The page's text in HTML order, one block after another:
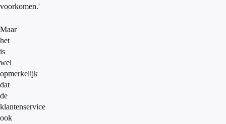
voorkomen.'
Maar
het
is
wel
opmerkelijk
dat
de
klantenservice
ook